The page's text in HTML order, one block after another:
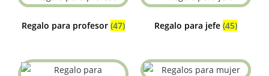
Regalo para profesor (47) Regalo para jefe (45)